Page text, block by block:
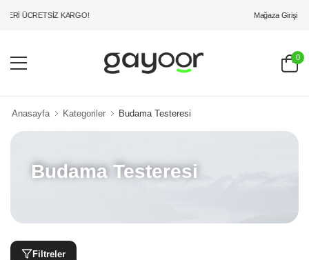
ÜCRETSİZ KARGO! Mağaza Girişi
0
Anasayfa Kategoriler Budama Testeresi
Budama Testeresi
Filtreler